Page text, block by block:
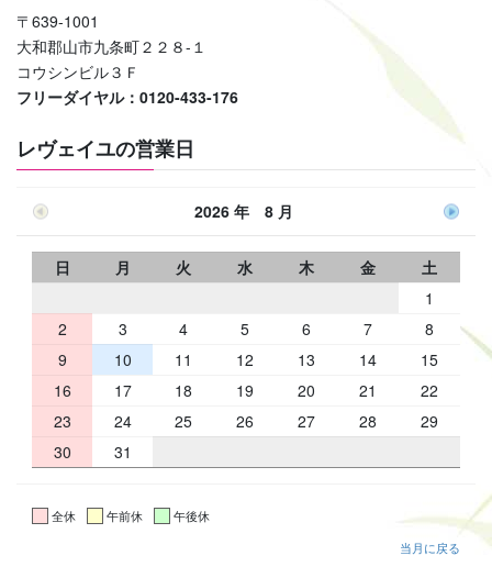
〒639-1001
大和郡山市九条町２２８-１
コウシンビル３Ｆ
フリーダイヤル：0120-433-176
レヴェイユの営業日
2026 年 8 月
日 月 火 水 木 金
土
1
2
3 4 5 6 7
8
9
10 11 12 13 14
15
16
17 18 19 20 21
22
23
24 25 26 27 28
29
30
31
全休 午前休
午後休
当月に戻る